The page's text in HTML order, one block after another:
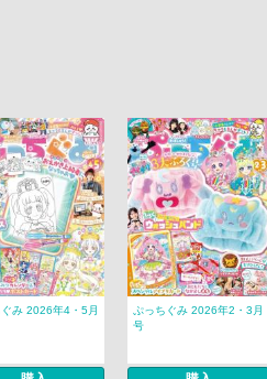
ぐみ 2026年4・5月
ぷっちぐみ 2026年2・3月
号